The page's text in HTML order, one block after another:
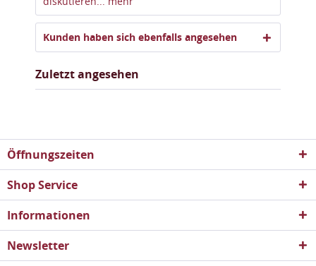
Kunden haben sich ebenfalls angesehen
Zuletzt angesehen
Öffnungszeiten
Shop Service
Informationen
Newsletter